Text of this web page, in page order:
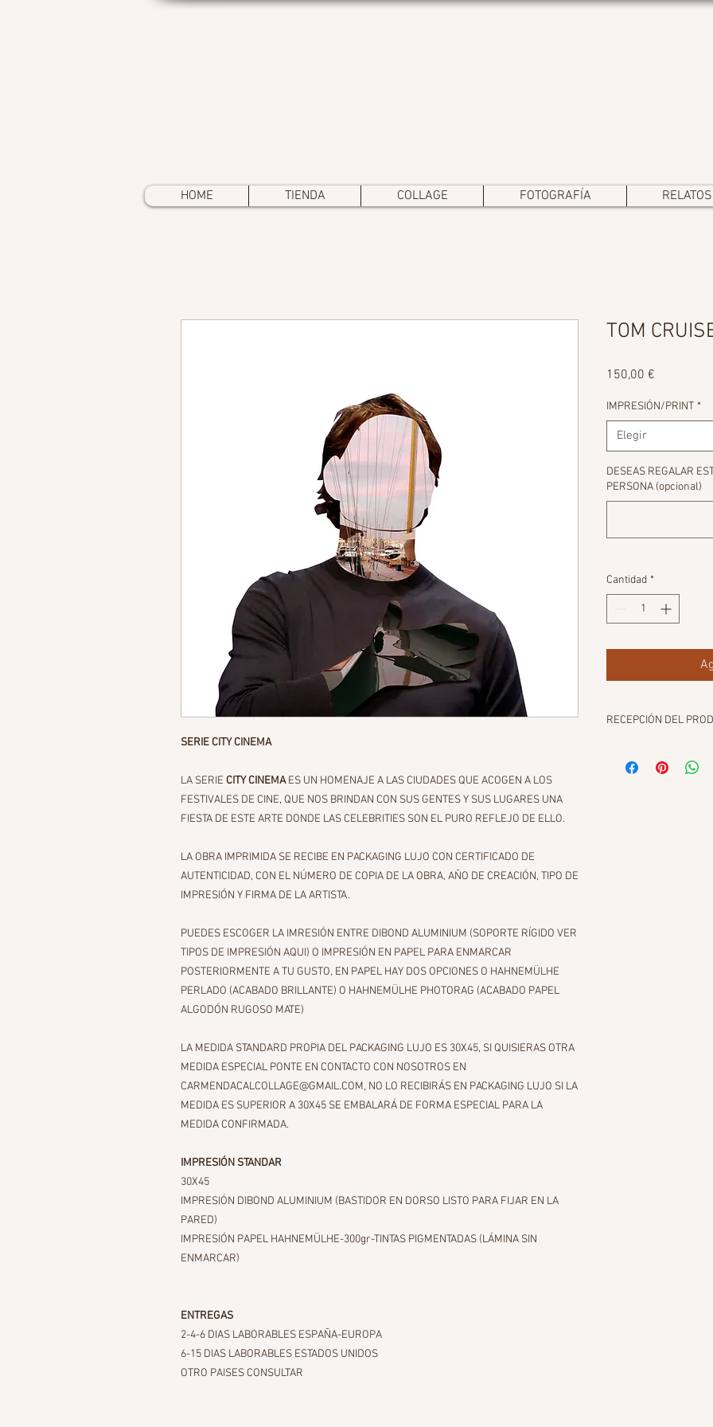
HOME TIENDA COLLAGE FOTOGRAFÍA RELATOS
SERIE CITY CINEMA
LA SERIE CITY CINEMAES UN HOMENAJE A LAS CIUDADES QUE ACOGEN A LOS
FESTIVALES DE CINE, QUE NOS BRINDAN CON SUS GENTES Y SUS LUGARES UNA
FIESTA DE ESTE ARTE DONDE LAS CELEBRITIES SON EL PURO REFLEJO DE ELLO.
LA OBRA IMPRIMIDA SE RECIBE EN PACKAGING LUJO CON CERTIFICADO DE
AUTENTICIDAD, CON EL NÚMERO DE COPIA DE LA OBRA, AÑO DE CREACIÓN, TIPO DE
IMPRESIÓN Y FIRMA DE LA ARTISTA.
PUEDES ESCOGER LA IMRESIÓN ENTRE DIBOND ALUMINIUM (SOPORTE RÍGIDO VER
TIPOS DE IMPRESIÓN AQUI) O IMPRESIÓN EN PAPEL PARA ENMARCAR
POSTERIORMENTE A TU GUSTO, EN PAPEL HAY DOS OPCIONES O HAHNEMÜLHE
PERLADO (ACABADO BRILLANTE) O HAHNEMÜLHE PHOTORAG (ACABADO PAPEL
ALGODÓN RUGOSO MATE)
LA MEDIDA STANDARD PROPIA DEL PACKAGING LUJO ES 30X45, SI QUISIERAS OTRA
MEDIDA ESPECIAL PONTE EN CONTACTO CON NOSOTROS EN
CARMENDACALCOLLAGE@GMAIL.COM, NO LO RECIBIRÁS EN PACKAGING LUJO SI LA
MEDIDA ES SUPERIOR A 30X45 SE EMBALARÁ DE FORMA ESPECIAL PARA LA
MEDIDA CONFIRMADA.
IMPRESIÓN STANDAR
30X45
IMPRESIÓN DIBOND ALUMINIUM (BASTIDOR EN DORSO LISTO PARA FIJAR EN LA
PARED)
IMPRESIÓN PAPEL HAHNEMÜLHE-300gr-TINTAS PIGMENTADAS (LÁMINA SIN
ENMARCAR)
ENTREGAS
2-4-6 DIAS LABORABLES ESPAÑA-EUROPA
6-15 DIAS LABORABLES ESTADOS UNIDOS
OTRO PAISES CONSULTAR
TOM
150,00 €
IMPRESIÓN/PRINT *
Elegir
DESEAS REGALAR
PERSONA (opcional)
Cantidad *
RECEPCIÓN DEL
abierta hasta